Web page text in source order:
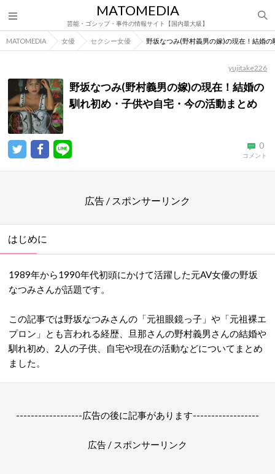
MATOMEDIA
芸能・ゴシップ・事件の情報サイト【国内最大級】
MATOMEDIA 女優 セクシー女優 野坂なつみ(野村義男の嫁)の現在！結婚
yujitake226
野坂なつみ(野村義男の嫁)の現在！結婚の
馴れ初め・子供や自宅・今の活動まとめ
0
コメント
広告 / スポンサーリンク
はじめに
1989年から1990年代初頭にかけて活躍した元AV女優の野坂
なつみさんが話題です。
この記事では野坂なつみさんの「元祖眼鏡っ子」や「元祖裸エ
プロン」とも言われる経歴、旦那さんの野村義男さんの結婚や
馴れ初め、2人の子供、自宅や現在の活動などについてまとめ
ました。
------------------広告の後に記事があります------------------
広告 / スポンサーリンク